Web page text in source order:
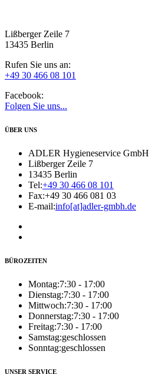
Lißberger Zeile 7
13435 Berlin
Rufen Sie uns an:
+49 30 466 08 101
Facebook:
Folgen Sie uns...
ÜBER UNS
ADLER Hygieneservice GmbH
Lißberger Zeile 7
13435 Berlin
Tel:+49 30 466 08 101
Fax:+49 30 466 081 03
E-mail:info[at]adler-gmbh.de
BÜROZEITEN
Montag:7:30 - 17:00
Dienstag:7:30 - 17:00
Mittwoch:7:30 - 17:00
Donnerstag:7:30 - 17:00
Freitag:7:30 - 17:00
Samstag:geschlossen
Sonntag:geschlossen
UNSER SERVICE